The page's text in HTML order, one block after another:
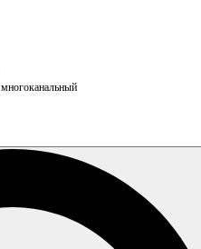
многоканальный